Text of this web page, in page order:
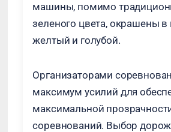
машины, помимо
зеленого цвета, окрашены в
желтый и голубой.
Организаторами
максимум усилий для
максимальной
соревнований. Выбор